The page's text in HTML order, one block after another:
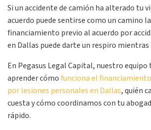
Si un accidente de camión ha alterado tu
acuerdo puede sentirse como un camino
financiamiento previo al acuerdo por
en Dallas puede darte un respiro mientras
En Pegasus Legal Capital, nuestro equipo
aprender cómofunciona el
por lesiones personales en Dallas, quién
cuesta y cómo coordinamos con tu
rápido.